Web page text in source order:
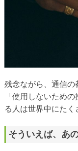
残念ながら、通信の
「使用しないため
る人は世界中にたく
そういえば、あ